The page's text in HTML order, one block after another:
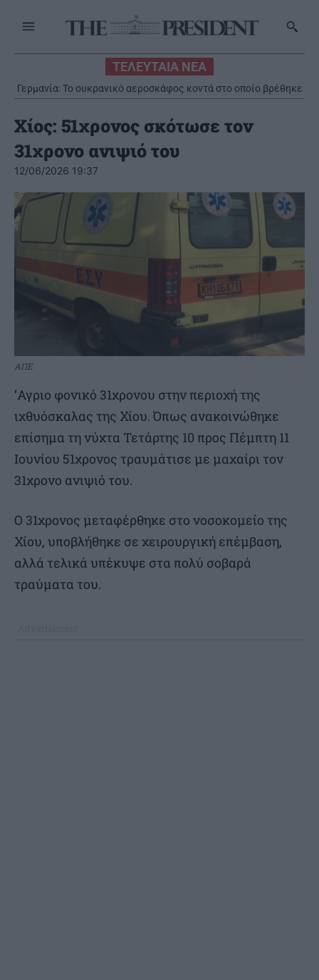
ΤΕΛΕΥΤΑΙΑ ΝΕΑ
Γερμανία: Το ουκρανικό αεροσκάφος κοντά στο οποίο βρέθηκε
drone με εκρηκτικά, μετέφερε πυρομαχικά
Οι πυροσβέστες εξακολουθούν να δίνουν μάχη με τις
πυρκαγιές στα Βαλκάνια
Χίος: 51χρονος σκότωσε τον
31χρονο ανιψιό του
12/06/2026 19:37
ΑΠΕ
‘Αγριο φονικό 31χρονου στην περιοχή της
ιχθυόσκαλας της Χίου. Όπως ανακοινώθηκε
επίσημα τη νύχτα Τετάρτης 10 προς Πέμπτη 11
Ιουνίου 51χρονος τραυμάτισε με μαχαίρι τον
31χρονο ανιψιό του.
Ο 31χρονος μεταφέρθηκε στο νοσοκομείο της
Χίου, υποβλήθηκε σε χειρουργική επέμβαση,
αλλά τελικά υπέκυψε στα πολύ σοβαρά
τραύματα του.